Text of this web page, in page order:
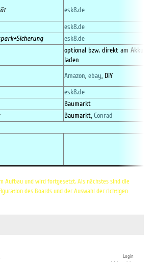
esk8.de
esk8.de
esk8.de
optional bzw. direkt am Akku
laden
Amazon, ebay, DiY
esk8.de
Baumarkt
Baumarkt, Conrad
Aufbau und wird fortgesetzt. Als nächstes sind die
des Boards und der Auswahl der richtigen
Login